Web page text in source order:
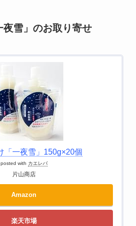
雪」のお取り寄せ
「一夜雪」150g×20個
posted with カエレバ
片山商店
Amazon
楽天市場